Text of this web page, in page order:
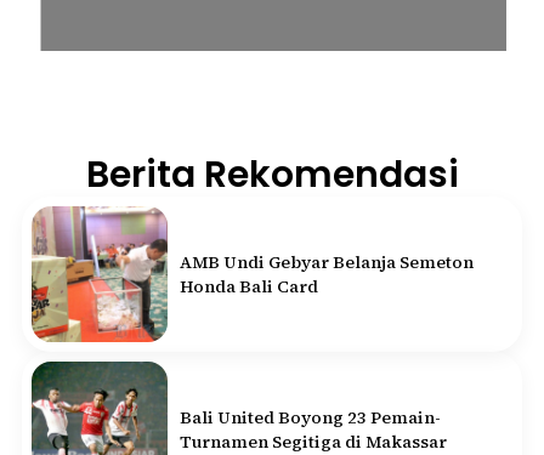
Berita Rekomendasi
AMB Undi Gebyar Belanja Semeton
Honda Bali Card
Bali United Boyong 23 Pemain-
Turnamen Segitiga di Makassar